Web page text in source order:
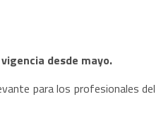
desde mayo.
para los profesionales del